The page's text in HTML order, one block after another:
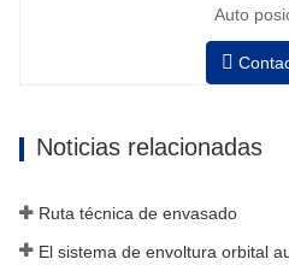
Auto
Noticias relacionadas
Ruta técnica de envasado